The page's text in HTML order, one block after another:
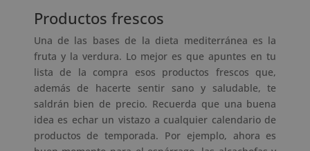
Productos frescos
Una de las bases de la dieta mediterránea es la
fruta y la verdura. Lo mejor es que apuntes en tu
lista de la compra esos productos frescos que,
además de hacerte sentir sano y saludable, te
saldrán bien de precio. Recuerda que una buena
idea es echar un vistazo a cualquier calendario de
productos de temporada. Por ejemplo, ahora es